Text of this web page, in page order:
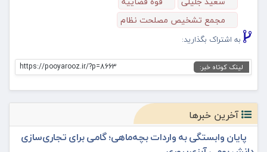
مجمع تشخیص مصلحت نظام
به اشتراک بگذارید:
لینک کوتاه خبر: https://pooyarooz.ir/?p=8663
آخرین خبرها
پایان وابستگی به واردات بچه‌ماهی؛ گامی برای تجاری‌سازی